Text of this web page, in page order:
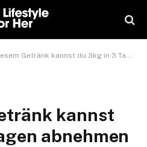
Getränk kannst du 3kg in 3 Tagen abnehmen
kannst
abnehmen